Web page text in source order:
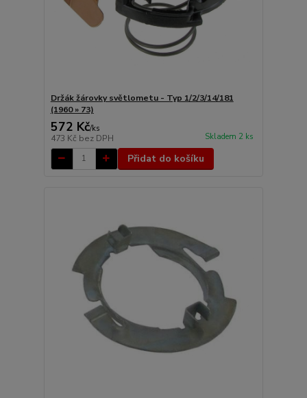
Držák žárovky světlometu - Typ 1/2/3/14/181
(1960 » 73)
572 Kč/ks
473 Kč bez DPH Skladem 2 ks
Přidat do košíku